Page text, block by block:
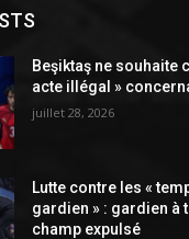
Beşiktaş ne souhaite
acte illégal »
juillet 28, 2026
Lutte contre les «
gardien » : gardien à
champ expulsé